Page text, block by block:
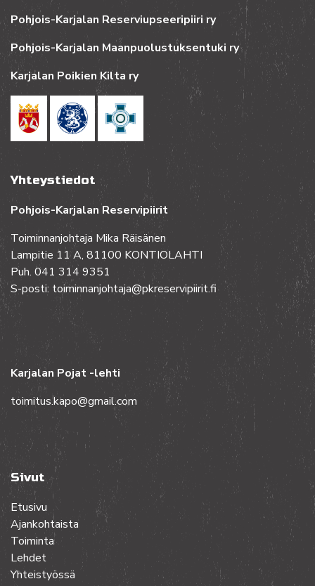
Pohjois-Karjalan Reserviupseeripiiri ry
Pohjois-Karjalan Maanpuolustuksentuki ry
Karjalan Poikien Kilta ry
Yhteystiedot
Pohjois-Karjalan Reservipiirit
Toiminnanjohtaja Mika Räisänen
Lampitie 11 A, 81100 KONTIOLAHTI
Puh. 041 314 9351
S-posti: toiminnanjohtaja@pkreservipiirit.fi
Karjalan Pojat -lehti
toimitus.kapo@gmail.com
Sivut
Etusivu
Ajankohtaista
Toiminta
Lehdet
Yhteistyössä